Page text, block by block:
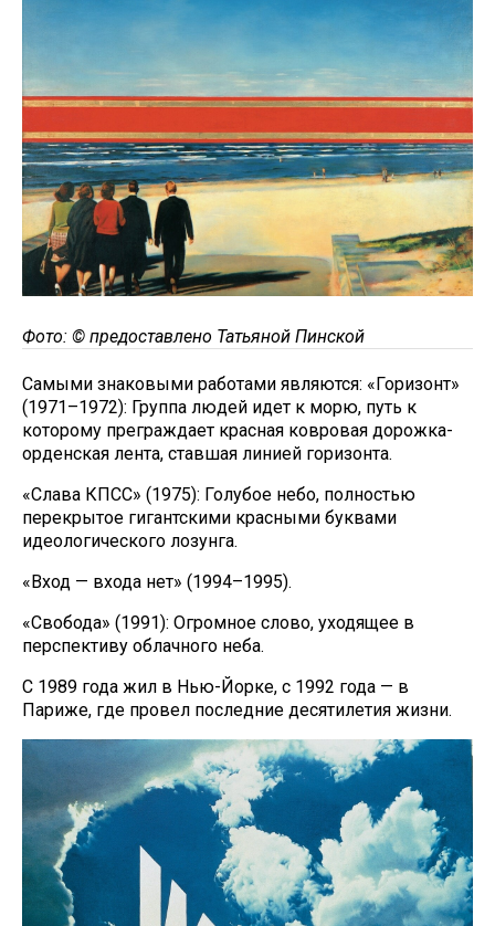
Фото: © предоставлено Татьяной Пинской
Самыми знаковыми работами являются: «Горизонт»
(1971–1972): Группа людей идет к морю, путь к
которому преграждает красная ковровая дорожка-
орденская лента, ставшая линией горизонта.
«Слава КПСС» (1975): Голубое небо, полностью
перекрытое гигантскими красными буквами
идеологического лозунга.
«Вход — входа нет» (1994–1995).
«Свобода» (1991): Огромное слово, уходящее в
перспективу облачного неба.
С 1989 года жил в Нью-Йорке, с 1992 года — в
Париже, где провел последние десятилетия жизни.